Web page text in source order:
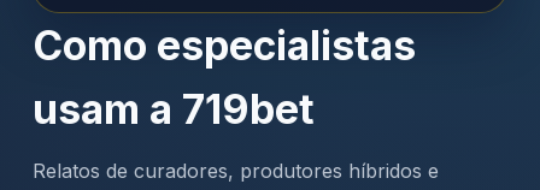
Como especialistas
usam a 719bet
Relatos de curadores, produtores híbridos e